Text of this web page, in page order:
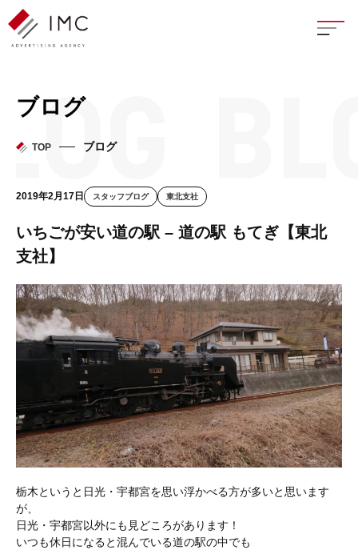
座談
イン
フェ
ブログ
TOP ブログ
2019年2月17日 スタッフブログ 東北支社
いちごが安い道の駅 – 道の駅 もてぎ【東北
支社】
栃木というと日光・宇都宮を思い浮かべる方が多いと思います
が、
日光・宇都宮以外にも見どころがあります！
いつも休日になると混んでいる道の駅の中でも